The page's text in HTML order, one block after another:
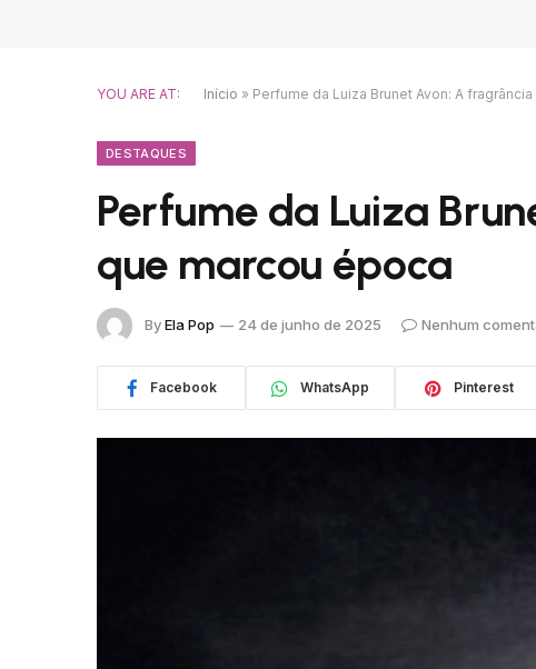
YOU ARE AT: Início » Perfume da Luiza Brunet Avon: A
DESTAQUES
Perfume da Luiza
que marcou época
ByEla Pop 24 de junho de 2025 Nenhum
Facebook WhatsApp Pinterest